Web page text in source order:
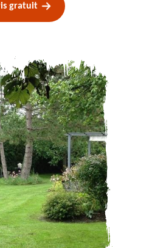
gratuit